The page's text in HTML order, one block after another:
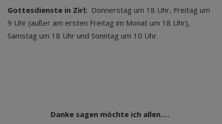
Gottesdienste in Zirl: Donnerstag um 18 Uhr, Freitag um
9 Uhr (außer am ersten Freitag im Monat um 18 Uhr),
Samstag um 18 Uhr und Sonntag um 10 Uhr.
Danke sagen möchte ich allen….